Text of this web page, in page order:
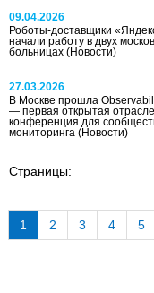
09.04.2026
Роботы-доставщики
начали работу в двух
больницах (Новости)
27.03.2026
В Москве прошла
— первая открытая
конференция для
мониторинга (Новости)
Страницы:
1 2 3 4 5